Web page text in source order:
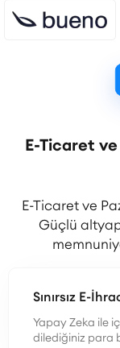
E-Ticaret
E-Ticaret ve
Güçlü
Sınırsız E-
Yapay Zeka ile
dilediğiniz para